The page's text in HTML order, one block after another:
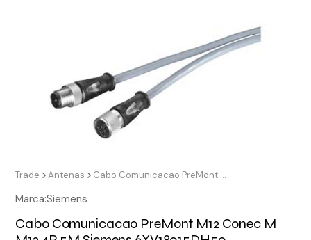
Trade Antenas Cabo Comunicacao PreMont M12 Conec M M12 4P 5M Siemens 6XV18015DH50
Marca:Siemens
Cabo Comunicacao PreMont M12 Conec M